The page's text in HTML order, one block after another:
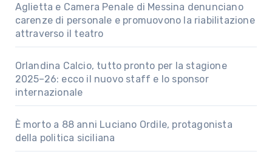
Aglietta e Camera Penale di Messina denunciano
carenze di personale e promuovono la riabilitazione
attraverso il teatro
Orlandina Calcio, tutto pronto per la stagione
2025–26: ecco il nuovo staff e lo sponsor
internazionale
È morto a 88 anni Luciano Ordile, protagonista
della politica siciliana